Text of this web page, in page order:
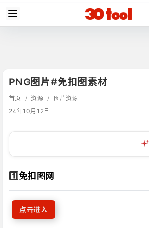
PNG图片#免扣图素材
首页 / 资源 /
图片资源
24年10月12日
1️⃣免扣图网
点击进入